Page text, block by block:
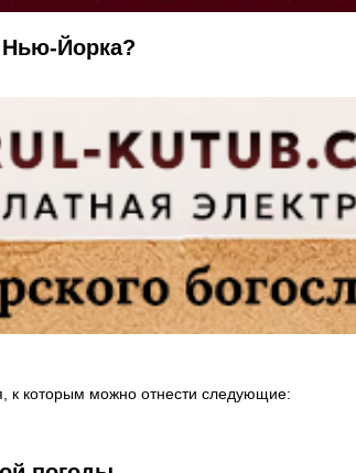
Нью-Йорка?
к которым можно отнести следующие: